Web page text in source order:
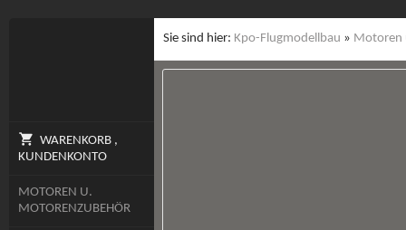
WARENKORB ,
KUNDENKONTO
MOTOREN U.
MOTORENZUBEHÖR
Sie sind hier: Kpo-Flugmodellbau » Motoren